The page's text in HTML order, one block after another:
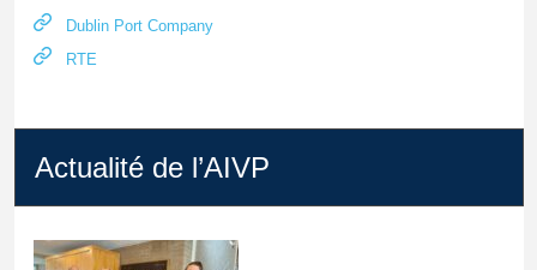
Dublin Port Company
RTE
Actualité de l’AIVP